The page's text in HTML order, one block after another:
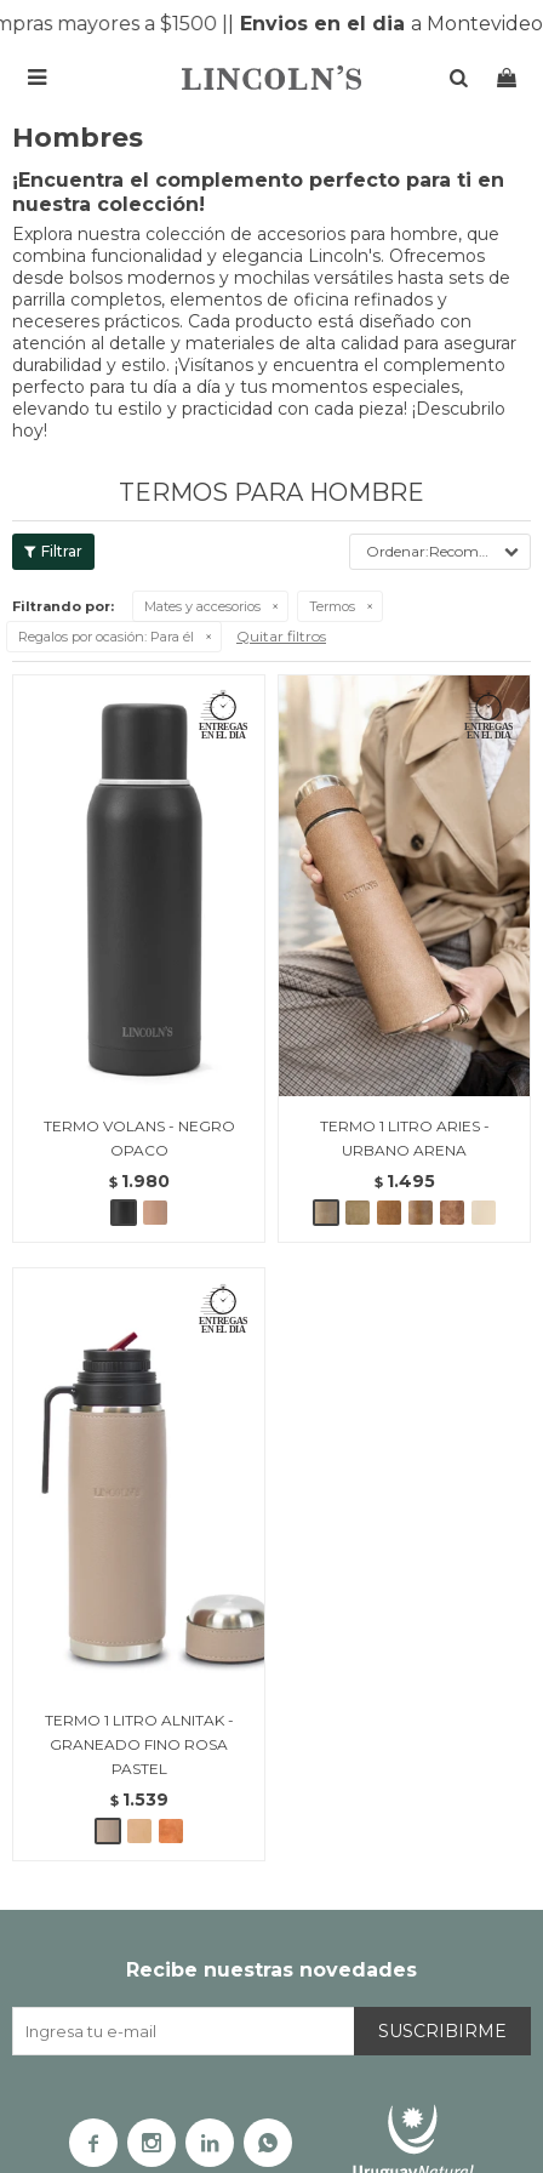
mayores a $1500 | Envios en el diaa Montevideo

Hombres
¡Encuentra el complemento perfecto para ti en
nuestra colección!
Explora nuestra colección de accesorios para hombre, que
combina funcionalidad y elegancia Lincoln's. Ofrecemos
desde bolsos modernos y mochilas versátiles hasta sets de
parrilla completos, elementos de oficina refinados y
neceseres prácticos. Cada producto está diseñado con
atención al detalle y materiales de alta calidad para asegurar
durabilidad y estilo. ¡Visítanos y encuentra el complemento
perfecto para tu día a día y tus momentos especiales,
elevando tu estilo y practicidad con cada pieza! ¡Descubrilo
hoy!
TERMOS PARA HOMBRE
Recomendados
Filtrando por: Mates y accesorios
Termos
Regalos por ocasión: Para él Quitar filtros
TERMO VOLANS - NEGRO
OPACO
$ 1.980
TERMO 1 LITRO ARIES -
URBANO ARENA
$ 1.495
TERMO 1 LITRO ALNITAK -
GRANEADO FINO ROSA
PASTEL
$ 1.539
Recibe nuestras novedades
SUSCRIBIRME
   